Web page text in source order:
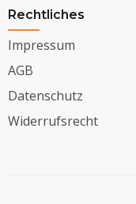
Rechtliches
Impressum
AGB
Datenschutz
Widerrufsrecht